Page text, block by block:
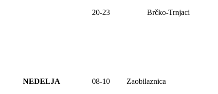
20-23 Brčko-Trnjaci
NEDELJA 08-10 Zaobilaznica